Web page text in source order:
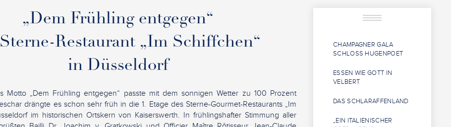
„Dem Frühling entgegen“
Restaurant „Im Schiffchen“
in Düsseldorf
Motto „Dem Frühling entgegen“ passte mit dem sonnigen Wetter zu 100 Prozent
drängte es schon sehr früh in die 1. Etage des Sterne-Gourmet-Restaurants „Im
im historischen Ortskern von Kaiserswerth. In frühlingshafter Stimmung aller
CHAMPAGNER GALA
SCHLOSS HUGENPOET
ESSEN WIE GOTT IN
VELBERT
DAS SCHLARAFFENLAND
„EIN ITALIENISCHER